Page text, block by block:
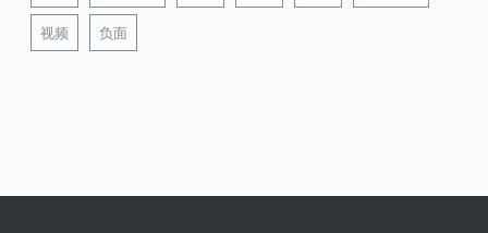
视频 负面